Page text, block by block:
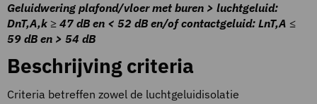
Geluidwering plafond/vloer met buren > luchtgeluid:
DnT,A,k ≥ 47 dB en < 52 dB en/of contactgeluid: LnT,A ≤
59 dB en > 54 dB
Beschrijving criteria
Criteria betreffen zowel de luchtgeluidisolatie